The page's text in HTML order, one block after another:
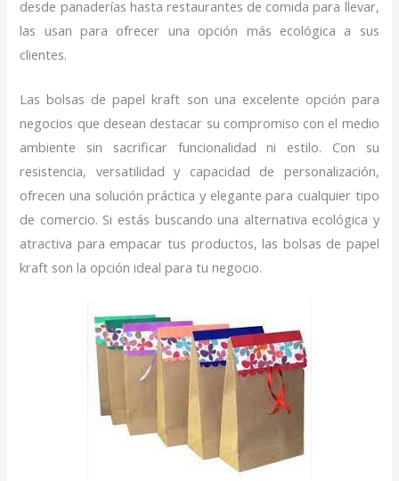
desde panaderías hasta restaurantes de comida para llevar,
las usan para ofrecer una opción más ecológica a sus
clientes.
Las bolsas de papel kraft son una excelente opción para
negocios que desean destacar su compromiso con el medio
ambiente sin sacrificar funcionalidad ni estilo. Con su
resistencia, versatilidad y capacidad de personalización,
ofrecen una solución práctica y elegante para cualquier tipo
de comercio. Si estás buscando una alternativa ecológica y
atractiva para empacar tus productos, las bolsas de papel
kraft son la opción ideal para tu negocio.